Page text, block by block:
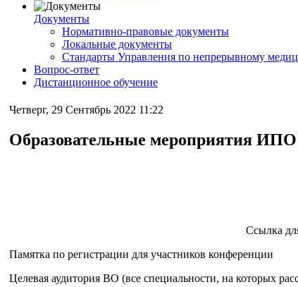
Документы
Нормативно-правовые документы
Локальные документы
Стандарты Управления по непрерывному
Вопрос-ответ
Дистанционное обучение
Четверг, 29 Сентябрь 2022 11:22
Образовательные мероприятия ИПО
Ссылка
Памятка по регистрации для участников конференции
Целевая аудитория ВО (все специальности, на которых